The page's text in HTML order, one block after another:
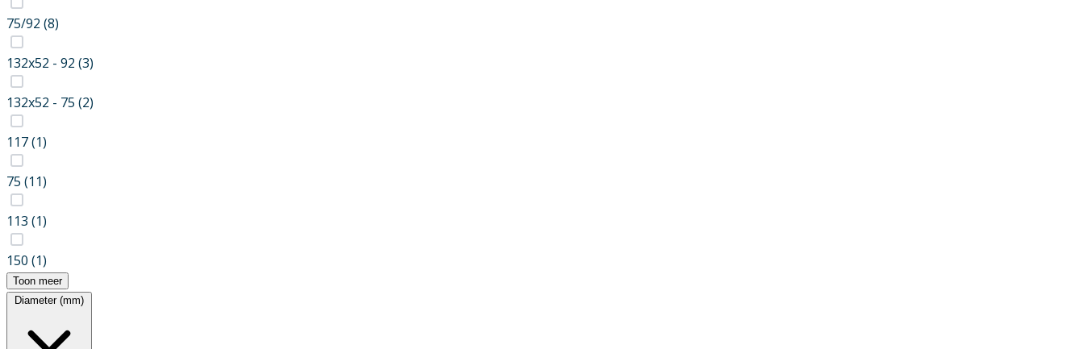
75/92 (8)
132x52 - 92 (3)
132x52 - 75 (2)
117(1)
75 (11)
113 (1)
150 (1)
Toon meer
Diameter (mm)